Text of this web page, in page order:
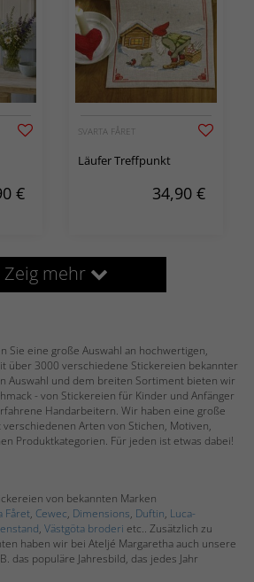
€
SVARTA FÅRET
Läufer Treffpunkt
34,90 €
Zeig mehr
Sie eine große Auswahl an hochwertigen,
über 3000 verschiedene Stickereien bekannter
Auswahl und dem breiten Sortiment bieten wir
- von Stickereien für Kinder und Anfänger
Handarbeitern. Wir haben eine große
Arten von Stichen, Motiven,
Produktkategorien. Für jeden ist etwas dabei!
von bekannten Marken
Fåret, Cewec, Dimensions, Duftin, Luca-
, Västgöta broderi etc.. Zusätzlich zu
haben wir bei Ateljé Margaretha auch unsere
das populäre Jahresbild, das jedes Jahr